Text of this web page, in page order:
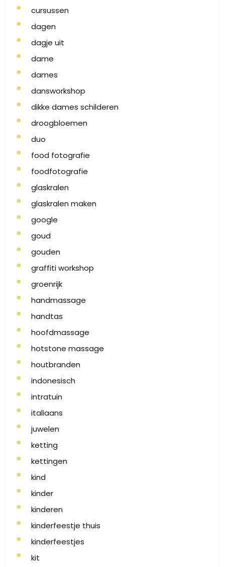
cursussen
dagen
dagje uit
dame
dames
dansworkshop
dikke dames schilderen
droogbloemen
duo
food fotografie
foodfotografie
glaskralen
glaskralen maken
google
goud
gouden
graffiti workshop
groenrijk
handmassage
handtas
hoofdmassage
hotstone massage
houtbranden
indonesisch
intratuin
italiaans
juwelen
ketting
kettingen
kind
kinder
kinderen
kinderfeestje thuis
kinderfeestjes
kit